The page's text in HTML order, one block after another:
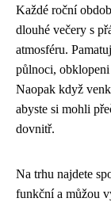
Každé roční
dlouhé večery s
atmosféru.
půlnoci,
Naopak když
abyste si mohli
dovnitř.
Na trhu najdete
funkční a můžou